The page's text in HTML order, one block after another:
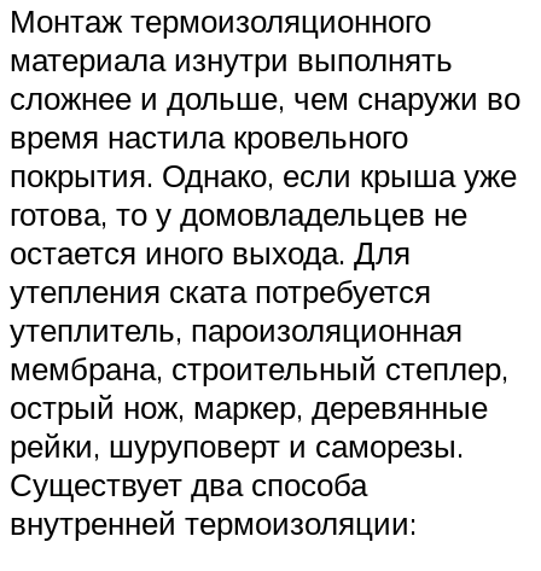
Монтаж термоизоляционного
материала изнутри выполнять
сложнее и дольше, чем снаружи во
время настила кровельного
покрытия. Однако, если крыша уже
готова, то у домовладельцев не
остается иного выхода. Для
утепления ската потребуется
утеплитель, пароизоляционная
мембрана, строительный степлер,
острый нож, маркер, деревянные
рейки, шуруповерт и саморезы.
Существует два способа
внутренней термоизоляции: